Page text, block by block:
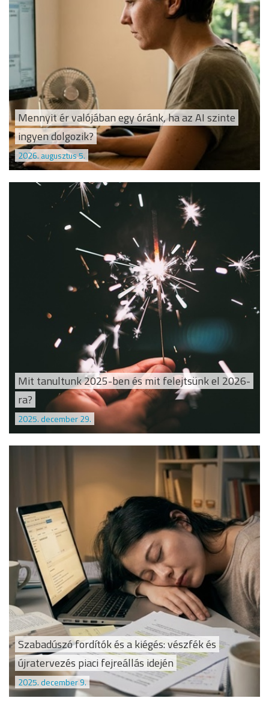
Mennyit ér valójában egy óránk, ha az AI szinte
ingyen dolgozik?
2026. augusztus 5.
Mit tanultunk 2025-ben és mit felejtsünk el 2026-
ra?
2025. december 29.
Szabadúszó fordítók és a kiégés: vészfék és
újratervezés piaci fejreállás idején
2025. december 9.